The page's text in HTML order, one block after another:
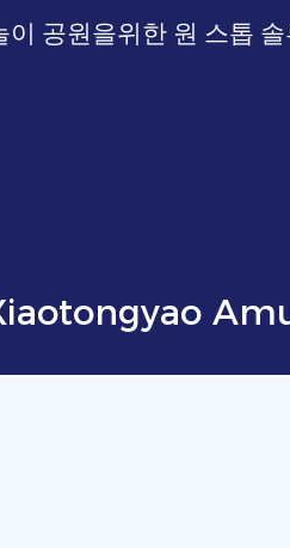
이 공원을위한 원 스톱